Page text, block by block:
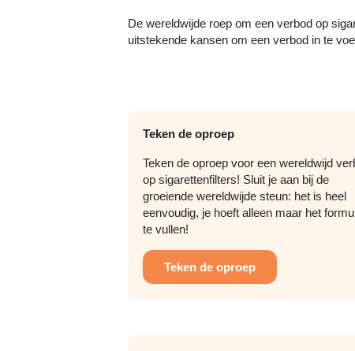
De wereldwijde roep om een verbod op
uitstekende kansen om een verbod in te
Teken de oproep
Teken de oproep voor een wereldwijd
op sigarettenfilters! Sluit je aan bij de
groeiende wereldwijde steun: het is heel
eenvoudig, je hoeft alleen maar het
te vullen!
Teken de oproep